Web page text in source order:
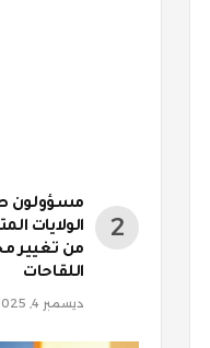
مسؤولون
الولايات
من تغيير
اللقاحات
ديسمبر 4, 2025